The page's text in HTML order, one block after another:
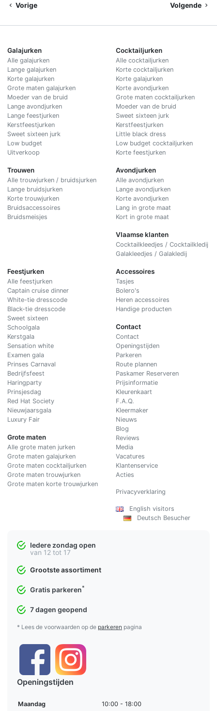
Vorige Volgende
Galajurken
Alle galajurken
Lange galajurken
Korte galajurken
Grote maten galajurken
Moeder van de bruid
Lange avondjurken
Lange feestjurken
Kerstfeestjurken
Sweet sixteen jurk
Low budget
Uitverkoop
Trouwen
Alle trouwjurken / bruidsjurken
Lange bruidsjurken
Korte trouwjurken
Bruidsaccessoires
Bruidsmeisjes
Cocktailjurken
Alle cocktailjurken
Korte cocktailjurken
Korte galajurken
Korte avondjurken
Grote maten cocktailjurken
Moeder van de bruid
Sweet sixteen jurk
Kerstfeestjurken
Little black dress
Low budget cocktailjurken
Korte feestjurken
Avondjurken
Alle avondjurken
Lange avondjurken
Korte avondjurken
Lang in grote maat
Kort in grote maat
Vlaamse klanten
Cocktailkleedjes / Cocktailkledij
Galakleedjes / Galakledij
Feestjurken
Alle feestjurken
Captain cruise dinner
White-tie dresscode
Black-tie dresscode
Sweet sixteen
Schoolgala
Kerstgala
Sensation white
Examen gala
Prinses Carnaval
Bedrijfsfeest
Haringparty
Prinsjesdag
Red Hat Society
Nieuwjaarsgala
Luxury Fair
Grote maten
Alle grote maten jurken
Grote maten galajurken
Grote maten cocktailjurken
Grote maten trouwjurken
Grote maten korte trouwjurken
Accessoires
Tasjes
Bolero's
Heren accessoires
Handige producten
Contact
Contact
Openingstijden
Parkeren
Route plannen
Paskamer Reserveren
Prijsinformatie
Kleurenkaart
F.A.Q.
Kleermaker
Nieuws
Blog
Reviews
Media
Vacatures
Klantenservice
Acties
Privacyverklaring
English visitors
Deutsch Besucher
Iedere zondag open
van 12 tot 17
Grootste assortiment
Gratis parkeren*
7 dagen geopend
* Lees de voorwaarden op de parkeren pagina
Openingstijden
Maandag 10:00 - 18:00